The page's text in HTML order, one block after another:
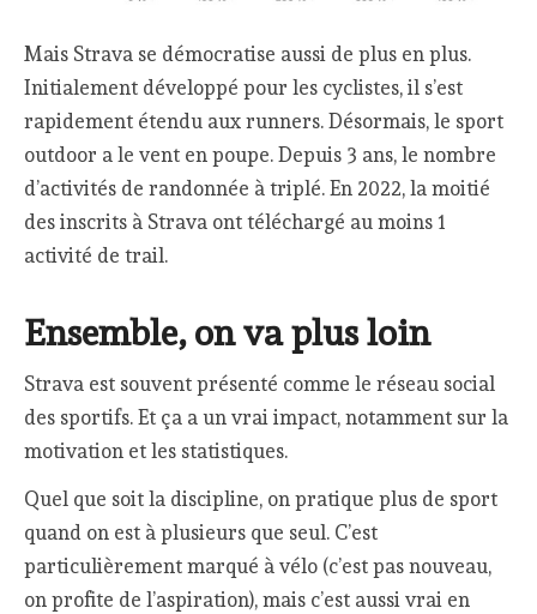
Mais Strava se démocratise aussi de plus en plus.
Initialement développé pour les cyclistes, il s’est
rapidement étendu aux runners. Désormais, le sport
outdoor a le vent en poupe. Depuis 3 ans, le nombre
d’activités de randonnée à triplé. En 2022, la moitié
des inscrits à Strava ont téléchargé au moins 1
activité de trail.
Ensemble, on va plus loin
Strava est souvent présenté comme le réseau social
des sportifs. Et ça a un vrai impact, notamment sur la
motivation et les statistiques.
Quel que soit la discipline, on pratique plus de sport
quand on est à plusieurs que seul. C’est
particulièrement marqué à vélo (c’est pas nouveau,
on profite de l’aspiration), mais c’est aussi vrai en